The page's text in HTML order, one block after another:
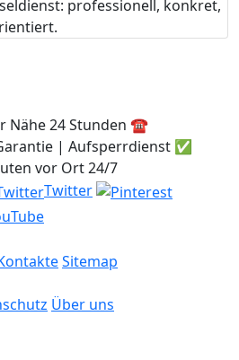
professionell, konkret,
Nähe 24 Stunden ☎️
| Aufsperrdienst ✅
vor Ort 24/7
Twitter
Sitemap
Über uns